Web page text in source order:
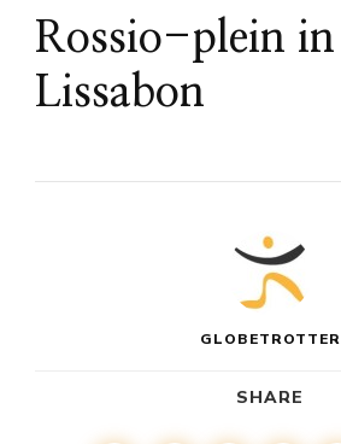
Rossio-plein in
Lissabon
GLOBETROTTER
SHARE